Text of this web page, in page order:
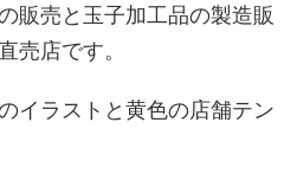
販売と玉子加工品の製造販
売店です。
イラストと黄色の店舗テン